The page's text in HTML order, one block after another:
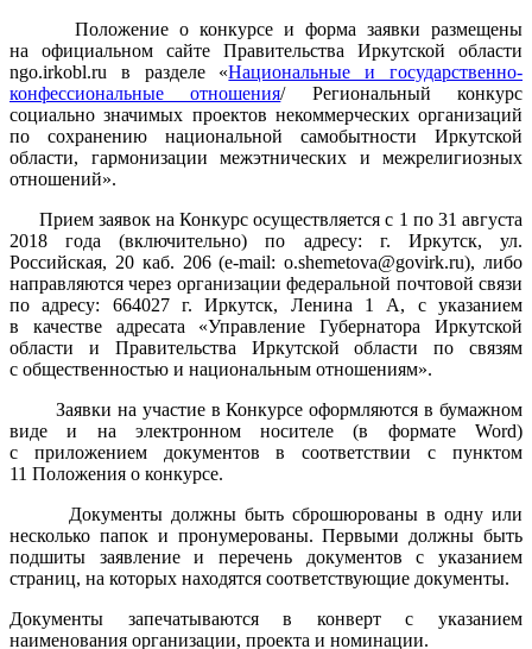
Положение о конкурсе и форма заявки размещены
на официальном сайте Правительства Иркутской области
ngo.irkobl.ru в разделе «Национальные и государственно-
конфессиональные отношения/ Региональный конкурс
социально значимых проектов некоммерческих организаций
по сохранению национальной самобытности Иркутской
области, гармонизации межэтнических и межрелигиозных
отношений».
Прием заявок на Конкурс осуществляется с 1 по 31 августа
2018 года (включительно) по адресу: г. Иркутск, ул.
Российская, 20 каб. 206 (е-mail: o.shemetova@govirk.ru), либо
направляются через организации федеральной почтовой связи
по адресу: 664027 г. Иркутск, Ленина 1 А, с указанием
в качестве адресата «Управление Губернатора Иркутской
области и Правительства Иркутской области по связям
с общественностью и национальным отношениям».
Заявки на участие в Конкурсе оформляются в бумажном
виде и на электронном носителе (в формате Word)
с приложением документов в соответствии с пунктом
11 Положения о конкурсе.
Документы должны быть сброшюрованы в одну или
несколько папок и пронумерованы. Первыми должны быть
подшиты заявление и перечень документов с указанием
страниц, на которых находятся соответствующие документы.
Документы запечатываются в конверт с указанием
наименования организации, проекта и номинации.